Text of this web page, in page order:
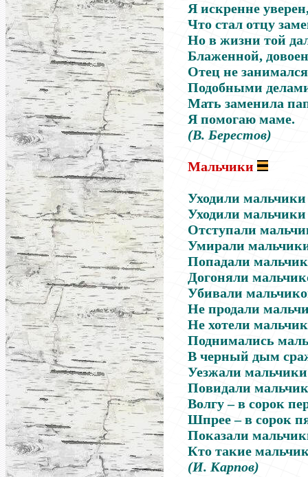
Я искренне
Что стал отцу
Но в жизни той
Блаженной,
Отец не занимался
Подобными
Мать заменила
Я помогаю маме.
(В. Берестов)
Мальчики
Уходили
Уходили мальчики
Отступали
Умирали
Попадали
Догоняли
Убивали
Не продали
Не хотели
Поднимались
В черный дым
Уезжали
Повидали
Волгу – в сорок
Шпрее – в сорок
Показали
Кто такие
(И. Карпов)